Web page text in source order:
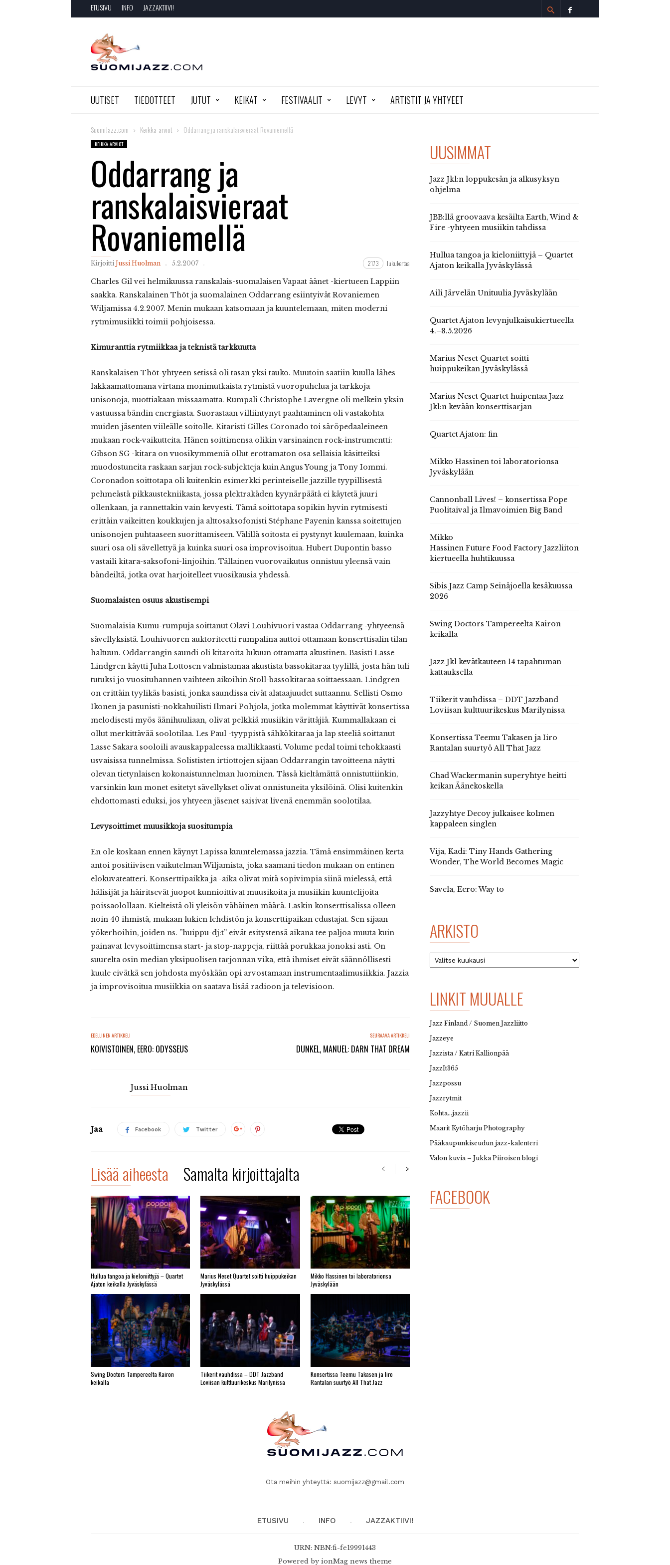
ETUSIVU INFO JAZZAKTIIVI!
SuomiJazz.com
UUTISET TIEDOTTEET JUTUT KEIKAT FESTIVAALIT LEVYT ARTISTIT JA YHTYEET
SuomiJazz.com Keikka-arviot Oddarrang ja ranskalaisvieraat Rovaniemellä
KEIKKA-ARVIOT
Oddarrang ja
ranskalaisvieraat
Rovaniemellä
Kirjoitti Jussi Huolman 5.2.2007 2173 lukukertaa
Charles Gil vei helmikuussa ranskalais-suomalaisen Vapaat äänet -kiertueen Lappiin
saakka. Ranskalainen Thôt ja suomalainen Oddarrang esiintyivät Rovaniemen
Wiljamissa 4.2.2007. Menin mukaan katsomaan ja kuuntelemaan, miten moderni
rytmimusiikki toimii pohjoisessa.
Kimuranttia rytmiikkaa ja teknistä tarkkuutta
Ranskalaisen Thôt-yhtyeen setissä oli tasan yksi tauko. Muutoin saatiin kuulla lähes
lakkaamattomana virtana monimutkaista rytmistä vuoropuhelua ja tarkkoja
unisonoja, nuottiakaan missaamatta. Rumpali Christophe Lavergne oli melkein yksin
vastuussa bändin energiasta. Suorastaan villiintynyt paahtaminen oli vastakohta
muiden jäsenten viileälle soitolle. Kitaristi Gilles Coronado toi säröpedaaleineen
mukaan rock-vaikutteita. Hänen soittimensa olikin varsinainen rock-instrumentti:
Gibson SG -kitara on vuosikymmeniä ollut erottamaton osa sellaisia käsitteiksi
muodostuneita raskaan sarjan rock-subjekteja kuin Angus Young ja Tony Iommi.
Coronadon soittotapa oli kuitenkin esimerkki perinteiselle jazzille tyypillisestä
pehmeästä pikkaustekniikasta, jossa plektrakäden kyynärpäätä ei käytetä juuri
ollenkaan, ja rannettakin vain kevyesti. Tämä soittotapa sopikin hyvin rytmisesti
erittäin vaikeitten koukkujen ja alttosaksofonisti Stéphane Payenin kanssa soitettujen
unisonojen puhtaaseen suorittamiseen. Välillä soitosta ei pystynyt kuulemaan, kuinka
suuri osa oli sävellettyä ja kuinka suuri osa improvisoitua. Hubert Dupontin basso
vastaili kitara-saksofoni-linjoihin. Tällainen vuorovaikutus onnistuu yleensä vain
bändeiltä, jotka ovat harjoitelleet vuosikausia yhdessä.
Suomalaisten osuus akustisempi
Suomalaisia Kumu-rumpuja soittanut Olavi Louhivuori vastaa Oddarrang -yhtyeensä
sävellyksistä. Louhivuoren auktoriteetti rumpalina auttoi ottamaan konserttisalin tilan
haltuun. Oddarrangin saundi oli kitaroita lukuun ottamatta akustinen. Basisti Lasse
Lindgren käytti Juha Lottosen valmistamaa akustista bassokitaraa tyylillä, josta hän tuli
tutuksi jo vuosituhannen vaihteen aikoihin Stoll-bassokitaraa soittaessaan. Lindgren
on erittäin tyylikäs basisti, jonka saundissa eivät alataajuudet suttaannu. Sellisti Osmo
Ikonen ja pasunisti-nokkahuilisti Ilmari Pohjola, jotka molemmat käyttivät konsertissa
melodisesti myös äänihuuliaan, olivat pelkkiä musiikin värittäjiä. Kummallakaan ei
ollut merkittävää soolotilaa. Les Paul -tyyppistä sähkökitaraa ja lap steeliä soittanut
Lasse Sakara sooloili avauskappaleessa mallikkaasti. Volume pedal toimi tehokkaasti
usvaisissa tunnelmissa. Solististen irtiottojen sijaan Oddarrangin tavoitteena näytti
olevan tietynlaisen kokonaistunnelman luominen. Tässä kieltämättä onnistuttiinkin,
varsinkin kun monet esitetyt sävellykset olivat onnistuneita yksilöinä. Olisi kuitenkin
ehdottomasti eduksi, jos yhtyeen jäsenet saisivat livenä enemmän soolotilaa.
Levysoittimet muusikkoja suositumpia
En ole koskaan ennen käynyt Lapissa kuuntelemassa jazzia. Tämä ensimmäinen kerta
antoi positiivisen vaikutelman Wiljamista, joka saamani tiedon mukaan on entinen
elokuvateatteri. Konserttipaikka ja -aika olivat mitä sopivimpia siinä mielessä, että
hälisijät ja häiritsevät juopot kunnioittivat muusikoita ja musiikin kuuntelijoita
poissaolollaan. Kielteistä oli yleisön vähäinen määrä. Laskin konserttisalissa olleen
noin 40 ihmistä, mukaan lukien lehdistön ja konserttipaikan edustajat. Sen sijaan
yökerhoihin, joiden ns. ”huippu-dj:t” eivät esitystensä aikana tee paljoa muuta kuin
painavat levysoittimensa start- ja stop-nappeja, riittää porukkaa jonoksi asti. On
suurelta osin median yksipuolisen tarjonnan vika, että ihmiset eivät säännöllisesti
kuule eivätkä sen johdosta myöskään opi arvostamaan instrumentaalimusiikkia. Jazzia
ja improvisoitua musiikkia on saatava lisää radioon ja televisioon.
EDELLINEN ARTIKKELI
KOIVISTOINEN, EERO: ODYSSEUS
SEURAAVA ARTIKKELI
DUNKEL, MANUEL: DARN THAT DREAM
Jussi Huolman
Jaa Facebook Twitter
Lisää aiheesta Samalta kirjoittajalta
Hullua tangoa ja kieloniittyjä – Quartet
Ajaton keikalla Jyväskylässä
Marius Neset Quartet soitti huippukeikan
Jyväskylässä
Mikko Hassinen toi laboratorionsa
Jyväskylään
Swing Doctors Tampereelta Kairon
keikalla
Tiikerit vauhdissa – DDT Jazzband
Loviisan kulttuurikeskus Marilynissa
Konsertissa Teemu Takasen ja Iiro
Rantalan suurtyö All That Jazz
UUSIMMAT
Jazz Jkl:n loppukesän ja alkusyksyn
ohjelma
JBB:llä groovaava kesäilta Earth, Wind &
Fire -yhtyeen musiikin tahdissa
Hullua tangoa ja kieloniittyjä – Quartet
Ajaton keikalla Jyväskylässä
Aili Järvelän Unituulia Jyväskylään
Quartet Ajaton levynjulkaisukiertueella
4.–8.5.2026
Marius Neset Quartet soitti
huippukeikan Jyväskylässä
Marius Neset Quartet huipentaa Jazz
Jkl:n kevään konserttisarjan
Quartet Ajaton: fin
Mikko Hassinen toi laboratorionsa
Jyväskylään
Cannonball Lives! – konsertissa Pope
Puolitaival ja Ilmavoimien Big Band
Mikko
Hassinen Future Food Factory Jazzliiton
kiertueella huhtikuussa
Sibis Jazz Camp Seinäjoella kesäkuussa
2026
Swing Doctors Tampereelta Kairon
keikalla
Jazz Jkl kevätkauteen 14 tapahtuman
kattauksella
Tiikerit vauhdissa – DDT Jazzband
Loviisan kulttuurikeskus Marilynissa
Konsertissa Teemu Takasen ja Iiro
Rantalan suurtyö All That Jazz
Chad Wackermanin superyhtye heitti
keikan Äänekoskella
Jazzyhtye Decoy julkaisee kolmen
kappaleen singlen
Vija, Kadi: Tiny Hands Gathering
Wonder, The World Becomes Magic
Savela, Eero: Way to
ARKISTO
Arkisto
LINKIT MUUALLE
Jazz Finland / Suomen Jazzliitto
Jazzeye
Jazzista / Katri Kallionpää
JazzIt365
Jazzpossu
Jazzrytmit
Kohta…jazzii
Maarit Kytöharju Photography
Pääkaupunkiseudun jazz-kalenteri
Valon kuvia – Jukka Piiroisen blogi
FACEBOOK
Ota meihin yhteyttä: suomijazz@gmail.com
ETUSIVU INFO JAZZAKTIIVI!
URN: NBN:fi-fe19991443
Powered by ionMag news theme